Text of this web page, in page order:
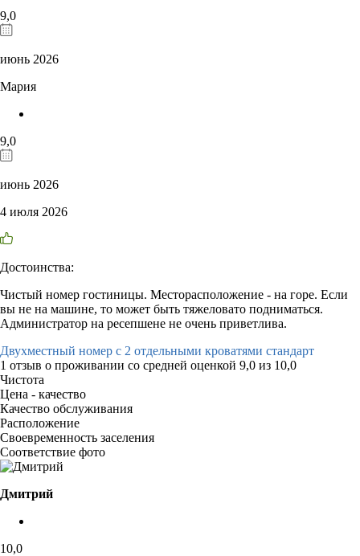
9,0
июнь 2026
Мария
9,0
июнь 2026
4 июля 2026
Достоинства:
Чистый номер гостиницы. Месторасположение - на горе. Если
вы не на машине, то может быть тяжеловато подниматься.
Администратор на ресепшене не очень приветлива.
Двухместный номер с 2 отдельными кроватями стандарт
1 отзыв о проживании со средней оценкой 9,0 из 10,0
Чистота
Цена - качество
Качество обслуживания
Расположение
Своевременность заселения
Соответствие фото
Дмитрий
10,0